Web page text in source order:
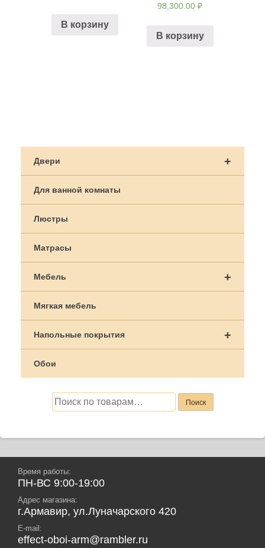
В корзину
98,300.00₽
В корзину
по
записям
+
Двери
Для ванной комнаты
Люстры
Матрасы
+
Мебель
Мягкая мебель
+
Напольные покрытия
Обои
Искать: Поиск
Время работы:
ПН-ВС 9:00-19:00
Адрес магазина:
г.Армавир, ул.Луначарского 420
E-mail:
effect-oboi-arm@rambler.ru